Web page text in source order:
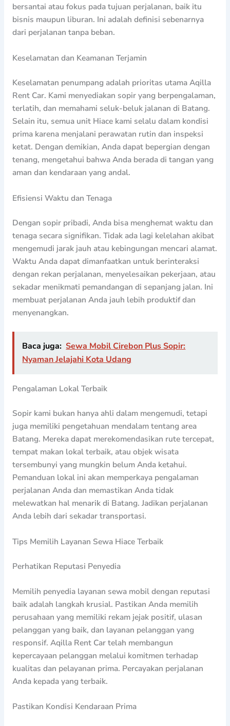
bersantai atau fokus pada tujuan perjalanan, baik itu
bisnis maupun liburan. Ini adalah definisi sebenarnya
dari perjalanan tanpa beban.
Keselamatan dan Keamanan Terjamin
Keselamatan penumpang adalah prioritas utama Aqilla
Rent Car. Kami menyediakan sopir yang berpengalaman,
terlatih, dan memahami seluk-beluk jalanan di Batang.
Selain itu, semua unit Hiace kami selalu dalam kondisi
prima karena menjalani perawatan rutin dan inspeksi
ketat. Dengan demikian, Anda dapat bepergian dengan
tenang, mengetahui bahwa Anda berada di tangan yang
aman dan kendaraan yang andal.
Efisiensi Waktu dan Tenaga
Dengan sopir pribadi, Anda bisa menghemat waktu dan
tenaga secara signifikan. Tidak ada lagi kelelahan akibat
mengemudi jarak jauh atau kebingungan mencari alamat.
Waktu Anda dapat dimanfaatkan untuk berinteraksi
dengan rekan perjalanan, menyelesaikan pekerjaan, atau
sekadar menikmati pemandangan di sepanjang jalan. Ini
membuat perjalanan Anda jauh lebih produktif dan
menyenangkan.
Baca juga: Sewa Mobil Cirebon Plus Sopir:
Nyaman Jelajahi Kota Udang
Pengalaman Lokal Terbaik
Sopir kami bukan hanya ahli dalam mengemudi, tetapi
juga memiliki pengetahuan mendalam tentang area
Batang. Mereka dapat merekomendasikan rute tercepat,
tempat makan lokal terbaik, atau objek wisata
tersembunyi yang mungkin belum Anda ketahui.
Pemanduan lokal ini akan memperkaya pengalaman
perjalanan Anda dan memastikan Anda tidak
melewatkan hal menarik di Batang. Jadikan perjalanan
Anda lebih dari sekadar transportasi.
Tips Memilih Layanan Sewa Hiace Terbaik
Perhatikan Reputasi Penyedia
Memilih penyedia layanan sewa mobil dengan reputasi
baik adalah langkah krusial. Pastikan Anda memilih
perusahaan yang memiliki rekam jejak positif, ulasan
pelanggan yang baik, dan layanan pelanggan yang
responsif. Aqilla Rent Car telah membangun
kepercayaan pelanggan melalui komitmen terhadap
kualitas dan pelayanan prima. Percayakan perjalanan
Anda kepada yang terbaik.
Pastikan Kondisi Kendaraan Prima